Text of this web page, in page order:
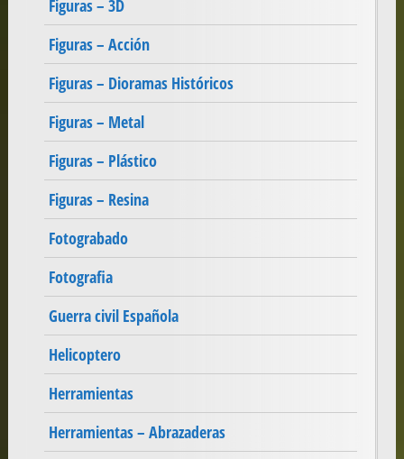
Figuras – 3D
Figuras – Acción
Figuras – Dioramas Históricos
Figuras – Metal
Figuras – Plástico
Figuras – Resina
Fotograbado
Fotografia
Guerra civil Española
Helicoptero
Herramientas
Herramientas – Abrazaderas